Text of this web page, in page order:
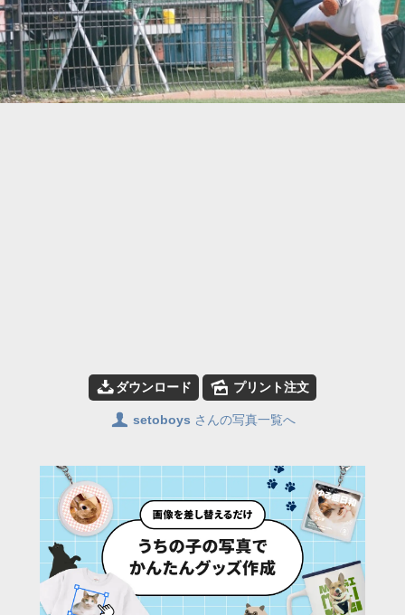
📥ダウンロード 🌄 プリント注文
👤 setoboys さんの写真一覧へ